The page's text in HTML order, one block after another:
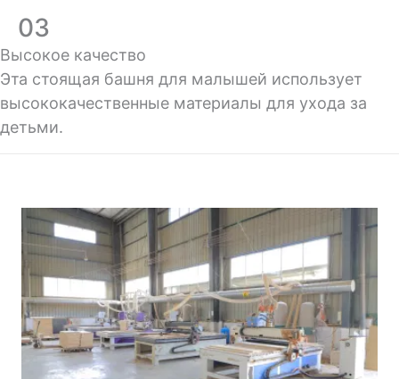
03
Высокое качество
Эта стоящая башня для малышей использует
высококачественные материалы для ухода за
детьми.